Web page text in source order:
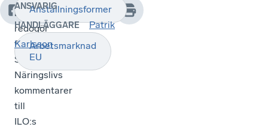
Remissvaret
redogör
för
Svenskt
Näringslivs
kommentarer
till
ILO:s
Anställningsformer
Arbetsmarknad
EU
ANSVARIG
HANDLÄGGARE
Patrik
Karlsson